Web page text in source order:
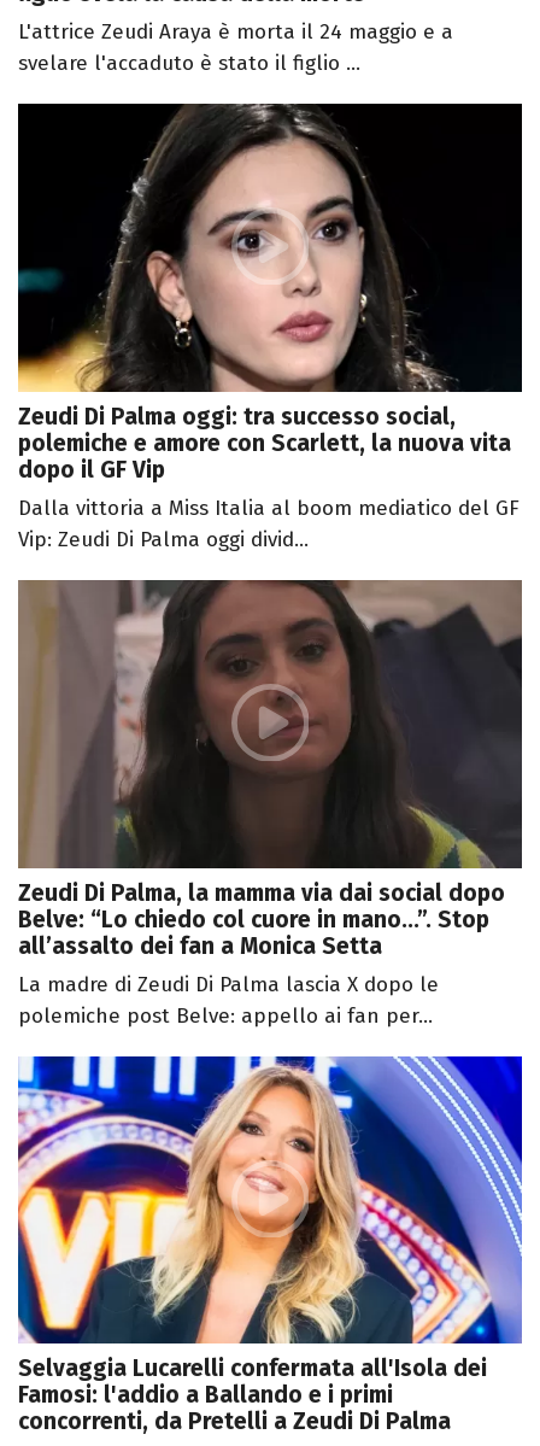
L'attrice Zeudi Araya è morta il 24 maggio e a
svelare l'accaduto è stato il figlio ...
Zeudi Di Palma oggi: tra successo social,
polemiche e amore con Scarlett, la nuova vita
dopo il GF Vip
Dalla vittoria a Miss Italia al boom mediatico del GF
Vip: Zeudi Di Palma oggi divid...
Zeudi Di Palma, la mamma via dai social dopo
Belve: “Lo chiedo col cuore in mano...”. Stop
all’assalto dei fan a Monica Setta
La madre di Zeudi Di Palma lascia X dopo le
polemiche post Belve: appello ai fan per...
Selvaggia Lucarelli confermata all'Isola dei
Famosi: l'addio a Ballando e i primi
concorrenti, da Pretelli a Zeudi Di Palma